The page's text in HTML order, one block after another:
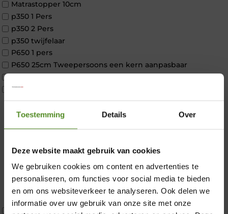
Toestemming Details Over
Deze website maakt gebruik van cookies
We gebruiken cookies om content en advertenties te
personaliseren, om functies voor social media te bieden
en om ons websiteverkeer te analyseren. Ook delen we
informatie over uw gebruik van onze site met onze
Matrastopper 10cm
p350 1 Pers
p350 2 Pers
p350 twijfelaar
P650 1 pers
P650 25cm Tweepersoons een kern aanpasbaar
P650 Twijfelaar
Toppers
Maatvoering
1 persoon
Twijfelaar
Materiaal
Koudschuim
Traagschuim
Tweepersoons 1 kern